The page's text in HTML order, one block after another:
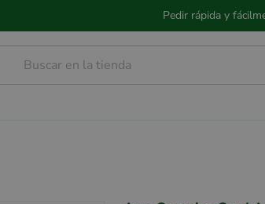
Pedir rápida y